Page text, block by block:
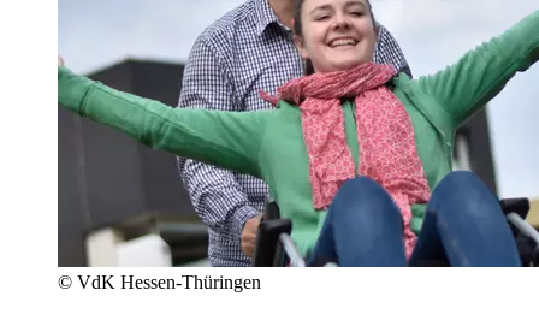
© VdK Hessen-Thüringen